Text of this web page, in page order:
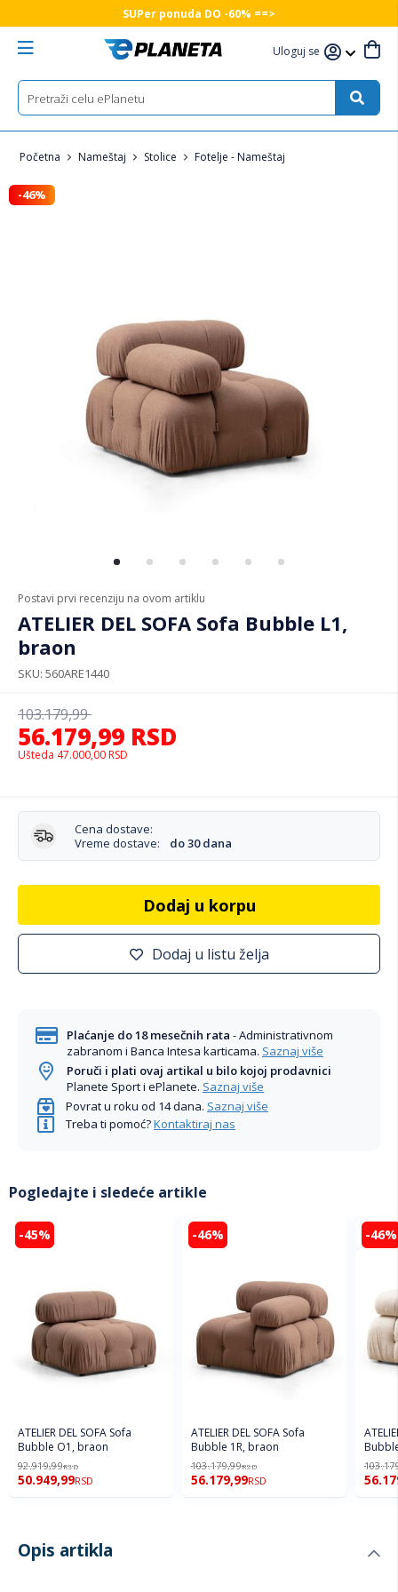
SUPer ponuda DO -60% ==>
Uloguj se
Početna Nameštaj Stolice Fotelje - Nameštaj
Postavi prvi recenziju na ovom artiklu
ATELIER DEL SOFA Sofa Bubble L1,
braon
SKU 560ARE1440
56.179,99 RSD
103.179,99
Ušteda 47.000,00 RSD
Cena dostave:
Vreme dostave:
do 30 dana
Dodaj u korpu
Dodaj u listu želja
Plaćanje do 18 mesečnih rata - Administrativnom
zabranom i Banca Intesa karticama. Saznaj više
Poruči i plati ovaj artikal u bilo kojoj prodavnici
Planete Sport i ePlanete. Saznaj više
Povrat u roku od 14 dana. Saznaj više
Treba ti pomoć?Kontaktiraj nas
-46%
Pogledajte i sledeće artikle
-45%
ATELIER DEL SOFA Sofa
Bubble O1, braon
92.919,99RSD
50.949,99RSD
-46%
ATELIER DEL SOFA Sofa
Bubble 1R, braon
103.179,99RSD
56.179,99RSD
-46%
Opis artikla